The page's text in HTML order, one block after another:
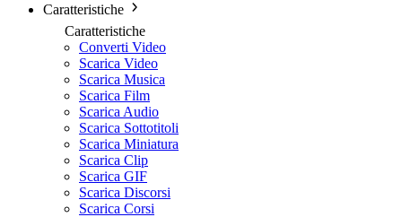
Caratteristiche
Caratteristiche
Converti Video
Scarica Video
Scarica Musica
Scarica Film
Scarica Audio
Scarica Sottotitoli
Scarica Miniatura
Scarica Clip
Scarica GIF
Scarica Discorsi
Scarica Corsi